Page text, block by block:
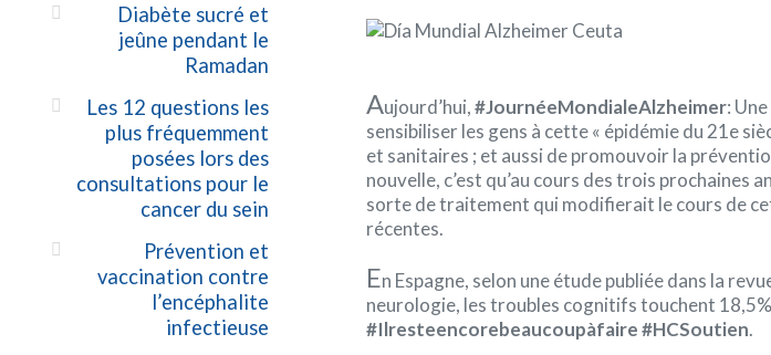
Diabète sucré et
jeûne pendant le
Ramadan
Les 12 questions les
plus fréquemment
posées lors des
consultations pour le
cancer du sein
Prévention et
vaccination contre
l’encéphalite
infectieuse
Aujourd’hui,#JournéeMondialeAlzheimer:
sensibiliser les gens à cette « épidémie du 21e
et sanitaires ; et aussi de promouvoir la
nouvelle, c’est qu’au cours des trois prochaines
sorte de traitement qui modifierait le cours de
récentes.
En Espagne, selon une étude publiée dans la
neurologie, les troubles cognitifs touchent
#Ilresteencorebeaucoupàfaire #HCSoutien.